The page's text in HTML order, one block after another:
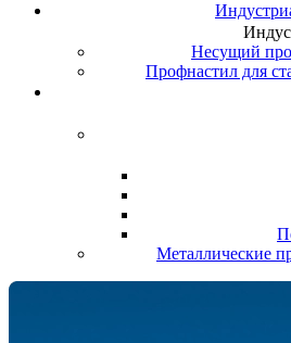
Несущий
Профнастил для
Металлические